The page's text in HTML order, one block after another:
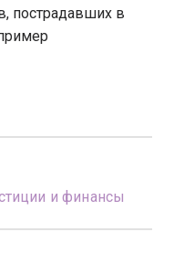
пострадавших в
и финансы